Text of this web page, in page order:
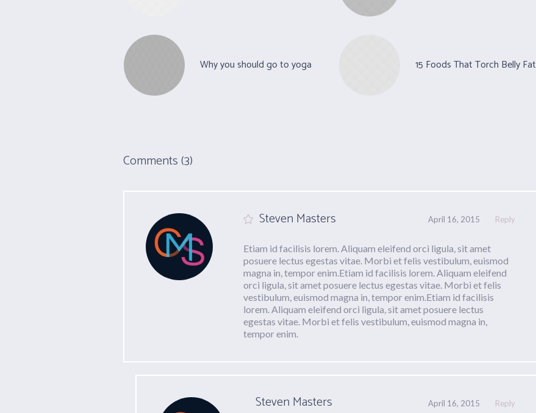
Why you should go to yoga 15 Foods That Torch Belly Fat
Comments (3)
Reply
April 16, 2015
Steven Masters
Etiam id facilisis lorem. Aliquam eleifend orci ligula, sit amet
posuere lectus egestas vitae. Morbi et felis vestibulum, euismod
magna in, tempor enim.Etiam id facilisis lorem. Aliquam eleifend
orci ligula, sit amet posuere lectus egestas vitae. Morbi et felis
vestibulum, euismod magna in, tempor enim.Etiam id facilisis
lorem. Aliquam eleifend orci ligula, sit amet posuere lectus
egestas vitae. Morbi et felis vestibulum, euismod magna in,
tempor enim.
Reply
April 16, 2015
Steven Masters